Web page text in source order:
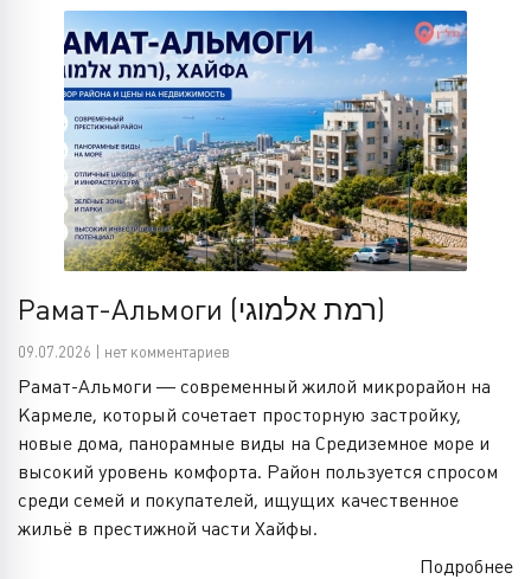
Рамат-Альмоги (רמת אלמוגי)
09.07.2026 | нет комментариев
Рамат-Альмоги — современный жилой микрорайон на
Кармеле, который сочетает просторную застройку,
новые дома, панорамные виды на Средиземное море и
высокий уровень комфорта. Район пользуется спросом
среди семей и покупателей, ищущих качественное
жильё в престижной части Хайфы.
Подробнее